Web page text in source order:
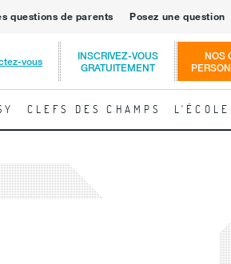
questions de parents Posez une question
vous
INSCRIVEZ-VOUS
GRATUITEMENT
NOS
CLEFS DES CHAMPS L'ÉCOLE